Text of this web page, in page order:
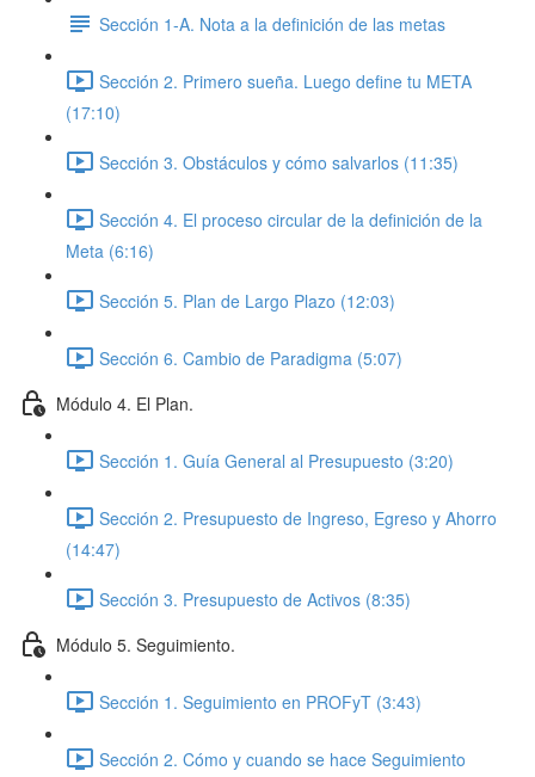
Sección 1-A. Nota a la definición de las metas
Sección 2. Primero sueña. Luego define tu META
(17:10)
Sección 3. Obstáculos y cómo salvarlos (11:35)
Sección 4. El proceso circular de la definición de la
Meta (6:16)
Sección 5. Plan de Largo Plazo (12:03)
Sección 6. Cambio de Paradigma (5:07)
Módulo 4. El Plan.
Sección 1. Guía General al Presupuesto (3:20)
Sección 2. Presupuesto de Ingreso, Egreso y Ahorro
(14:47)
Sección 3. Presupuesto de Activos (8:35)
Módulo 5. Seguimiento.
Sección 1. Seguimiento en PROFyT (3:43)
Sección 2. Cómo y cuando se hace Seguimiento